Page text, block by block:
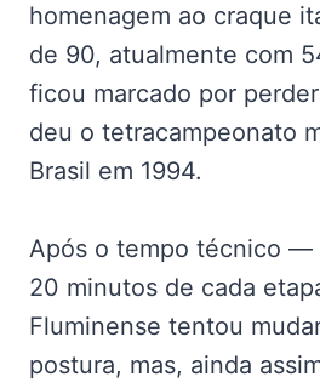
homenagem ao craque
de 90, atualmente com
ficou marcado por
deu o tetracampeonato
Brasil em 1994.
Após o tempo técnico —
20 minutos de cada
Fluminense tentou
postura, mas, ainda